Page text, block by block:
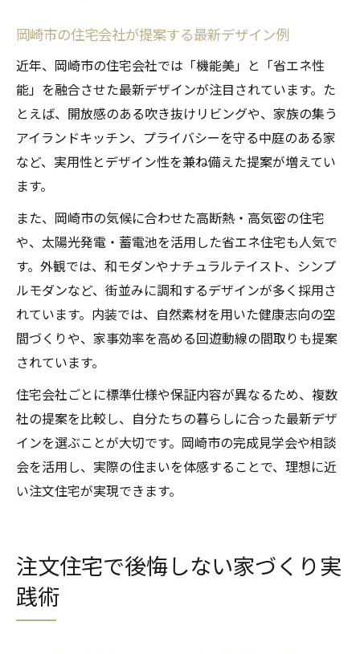
岡崎市の住宅会社が提案する最新デザイン例
近年、岡崎市の住宅会社では「機能美」と「省エネ性
能」を融合させた最新デザインが注目されています。た
とえば、開放感のある吹き抜けリビングや、家族の集う
アイランドキッチン、プライバシーを守る中庭のある家
など、実用性とデザイン性を兼ね備えた提案が増えてい
ます。
また、岡崎市の気候に合わせた高断熱・高気密の住宅
や、太陽光発電・蓄電池を活用した省エネ住宅も人気で
す。外観では、和モダンやナチュラルテイスト、シンプ
ルモダンなど、街並みに調和するデザインが多く採用さ
れています。内装では、自然素材を用いた健康志向の空
間づくりや、家事効率を高める回遊動線の間取りも提案
されています。
住宅会社ごとに標準仕様や保証内容が異なるため、複数
社の提案を比較し、自分たちの暮らしに合った最新デザ
インを選ぶことが大切です。岡崎市の完成見学会や相談
会を活用し、実際の住まいを体感することで、理想に近
い注文住宅が実現できます。
注文住宅で後悔しない家づくり実
践術